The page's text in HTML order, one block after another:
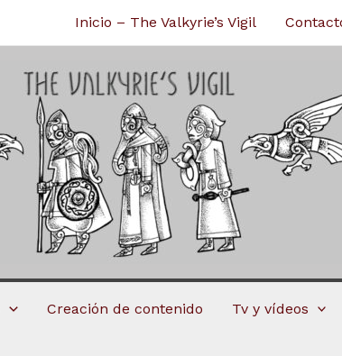
Inicio – The Valkyrie’s Vigil
Creación de contenido Tv y vídeos